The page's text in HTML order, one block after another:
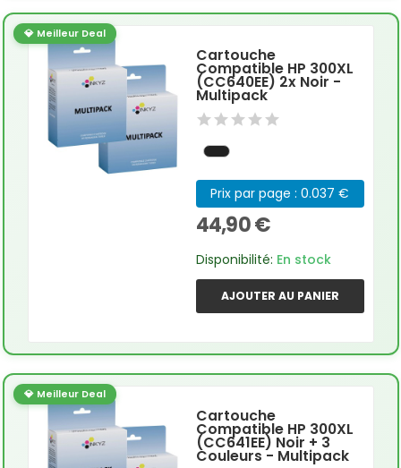
💎 Meilleur Deal
Cartouche
Compatible HP 300XL
(CC640EE) 2x Noir -
Multipack
Prix par page : 0.037 €
44,90 €
Disponibilité: En stock
AJOUTER AU PANIER
💎 Meilleur Deal
Cartouche
Compatible HP 300XL
(CC641EE) Noir + 3
Couleurs - Multipack